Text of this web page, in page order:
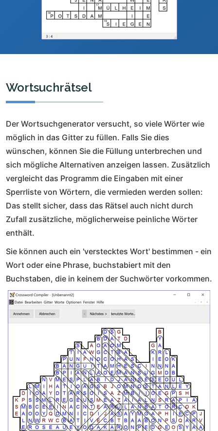
Wortsuchrätsel
Der Wortsuchgenerator versucht, so viele Wörter wie
möglich in das Gitter zu füllen. Falls Sie dies
wünschen, können Sie die Füllung unterbrechen und
sich mögliche Alternativen anzeigen lassen. Zusätzlich
vergleicht das Programm die Eingaben mit einer
Sperrliste von Wörtern, die vermieden werden sollen:
Das stellt sicher, dass das Rätsel auch nicht durch
Zufall zusätzliche, möglicherweise peinliche Wörter
enthält.
Sie können auch ein 'verstecktes Wort' bestimmen - ein
Wort oder eine Phrase, buchstabiert mit den
Buchstaben, die in keinem der Suchwörter vorkommen.